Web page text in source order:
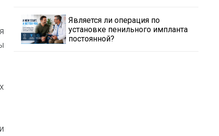
Является ли операция по
установке пенильного импланта
постоянной?